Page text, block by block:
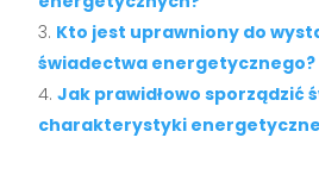
Kto jest uprawniony do
świadectwa energetycznego?
Jak prawidłowo sporządzić
charakterystyki